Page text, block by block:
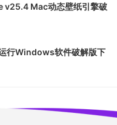
Mac动态壁纸引擎破
行Windows软件破解版下